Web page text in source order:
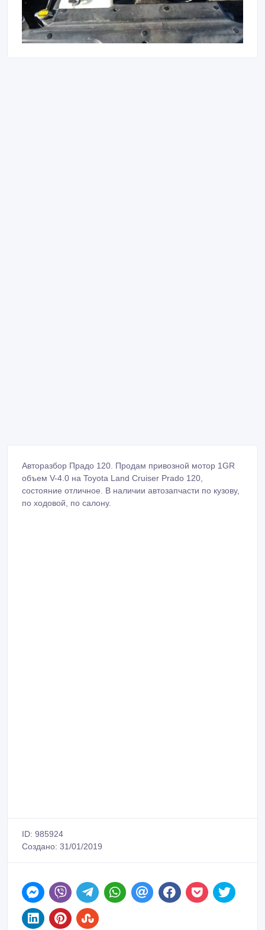
Авторазбор Прадо 120. Продам привозной мотор 1GR
объем V-4.0 на Toyota Land Cruiser Prado 120,
состояние отличное. В наличии автозапчасти по кузову,
по ходовой, по салону.
ID: 985924
Создано: 31/01/2019